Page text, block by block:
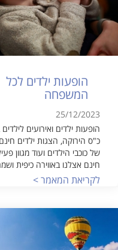
הופעות ילדים לכל
המשפחה
25/12/2023
הופעות ילדים ואירועים לילדים
כ"ס הירוקה, הצגות ילדים
של כוכבי הילדים ועוד מגוון
חינם אצלנו באווירה כיפית
לקריאת המאמר >